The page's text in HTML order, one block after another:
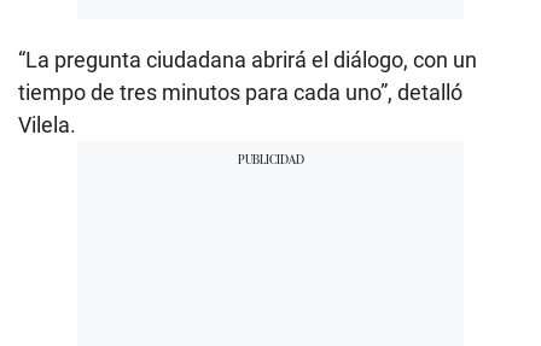
“La pregunta ciudadana abrirá el diálogo, con un
tiempo de tres minutos para cada uno”, detalló
Vilela.